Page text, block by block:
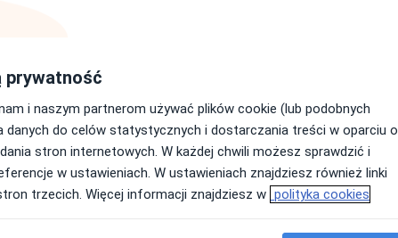
Opinie
prywatność
i naszym partnerom używać plików cookie (lub podobnych
danych do celów statystycznych i dostarczania treści w oparciu o
stron internetowych. W każdej chwili możesz sprawdzić i
w ustawieniach. W ustawieniach znajdziesz również linki
trzecich. Więcej informacji znajdziesz w polityka cookies